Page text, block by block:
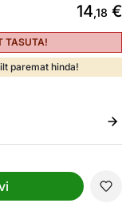
14,18 €
TASUTA!
paremat hinda!